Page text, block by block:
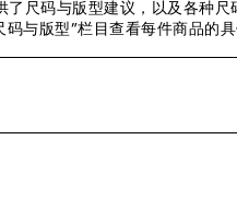
尺码与版型建议，以及各种
与版型”栏目查看每件商品的